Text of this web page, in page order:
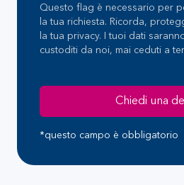
Questo flag è necessario per
la tua richiesta. Ricorda,
la tua privacy. I tuoi dati
custoditi da noi, mai ceduti a
Chiedi una
*questo campo è obbligatorio